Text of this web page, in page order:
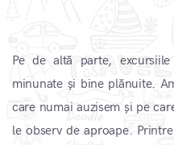
Pe de altă parte,
minunate și bine plănuite.
care numai auzisem și pe
le observ de aproape.